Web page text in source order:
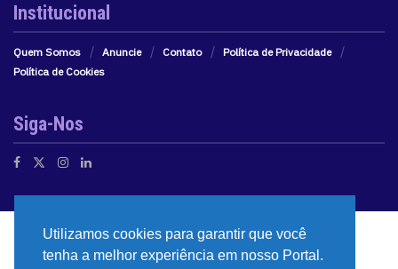
Institucional
Quem Somos Anuncie Contato
Política de Privacidade
Política de Cookies
Siga-Nos
Utilizamos cookies para garantir que você
tenha a melhor experiência em nosso Portal.